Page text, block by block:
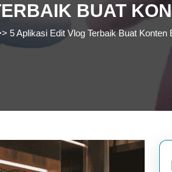
BUAT
5 Aplikasi Edit Vlog Terbaik Buat Konten